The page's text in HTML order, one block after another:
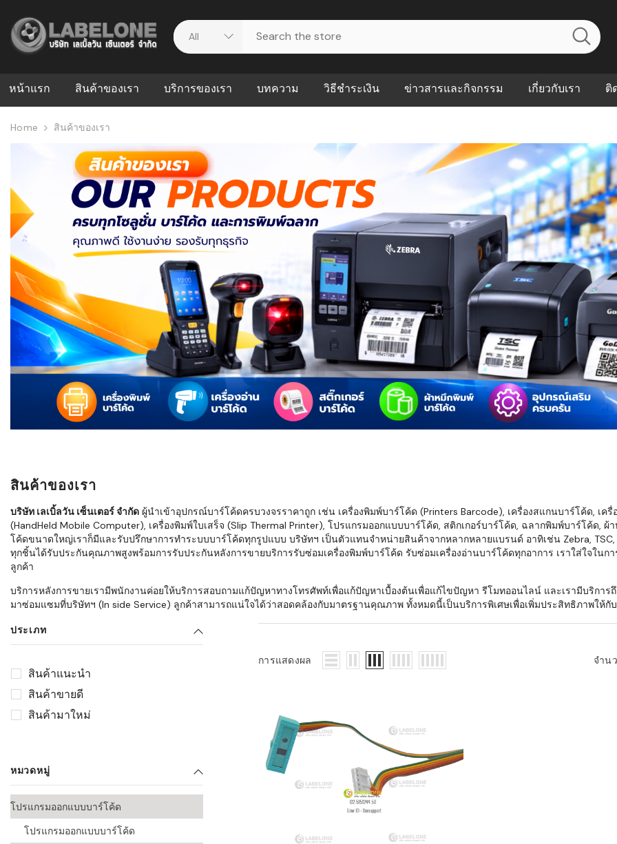
หน้าแรก สินค้าของเรา บริการของเรา
ดาวน์โหลดไดร์เวอร์
วีดีโอแนะนำ
บทความ
บริหารคลังสินค้าที่ช่วยลด
สต็อกแบบ Real-time
ปัญหาคลังสินค้าที่บอกว่า
ธุรกิจของคุณควรเริ่มใช้
WMS กับ ERP ต่างกัน
อย่างไร? ทำไมหลายธุรกิจ
ต้องใช้ร่วมกัน
ใช้ Excel คุมสต็อก กับใช้
WMS ต่างกันอย่างไร?
แบบไหนเหมาะกับธุรกิจที่
กำลังเติบโต
ขั้นตอนการทำงานของ
WMS ตั้งแต่รับสินค้า จัด
เก็บ หยิบ แพ็ก จนถึงจัดส่ง
อย่างไร
WMS สำหรับธุรกิจ 3PL,
ค้าส่ง และ E-Commerce:
แนะนำ Checklist ก่อน
เลือกระบบ WMS: ธุรกิจ
ก่อนเริ่มติดตั้ง
ระบบบาร์โค้ดในธุรกิจขน
ส่งและโลจิสติกส์
ระบบบาร์โค้ดในธุรกิจ
ขายธุรกิจค้าปลีก
การพัฒนาบาร์โค้ดในงาน
อุตสาหกรรม
วิธีชำระเงิน ข่าวสารและกิจกรรม เกี่ยวกับเรา
FAQs
Our Customer
ติ
Home สินค้าของเรา
สินค้าของเรา
บริษัท เลเบิ้ลวัน เซ็นเตอร์ จำกัด ผู้นำเข้าอุปกรณ์บาร์โค้ดครบวงจรราคาถูก เช่น เครื่องพิมพ์บาร์โค้ด (Printers Barcode), เครื่องสแกนบาร์โค้ด, เค
(HandHeld Mobile Computer), เครื่องพิมพ์ใบเสร็จ (Slip Thermal Printer), โปรแกรมออกแบบบาร์โค้ด, สติกเกอร์บาร์โค้ด, ฉลากพิมพ์บาร์โค้ด,
โค้ดขนาดใหญ่เราก็มีและรับปรึกษาการทำระบบบาร์โค้ดทุกรูปแบบ บริษัทฯ เป็นตัวแทนจำหน่ายสินค้าจากหลากหลายแบรนด์ อาทิเช่น Zebra, TSC,
ทุกชิ้นได้รับประกันคุณภาพสูงพร้อมการรับประกันหลังการขายบริการรับซ่อมเครื่องพิมพ์บาร์โค้ด รับซ่อมเครื่องอ่านบาร์โค้ดทุกอาการ เราใส่ใจใน
ลูกค้า
บริการหลังการขายเรามีพนักงานค่อยให้บริการสอบถามแก้ปัญหาทางโทรศัพท์เพื่อแก้ปัญหาเบื้องต้นเพื่อแก้ไขปัญหา รีโมทออนไลน์ และเรามีบริการ
มาซ่อมแซมที่บริษัทฯ (In side Service) ลูกค้าสามารถแน่ใจได้ว่าสอดคล้องกับมาตรฐานคุณภาพ ทั้งหมดนี้เป็นบริการพิเศษเพื่อเพิ่มประสิทธิภาพให้กั
ประเภท
สินค้าแนะนำ
สินค้าขายดี
สินค้ามาใหม่
หมวดหมู่
โปรแกรมออกแบบบาร์โค้ด
โปรแกรมออกแบบบาร์โค้ด
การแสดงผล จำน